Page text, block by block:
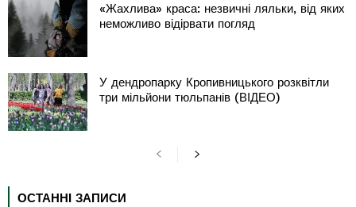
«Жахлива» краса: незвичні ляльки, від яких
неможливо відірвати погляд
У дендропарку Кропивницького розквітли
три мільйони тюльпанів (ВІДЕО)
ОСТАННІ ЗАПИСИ